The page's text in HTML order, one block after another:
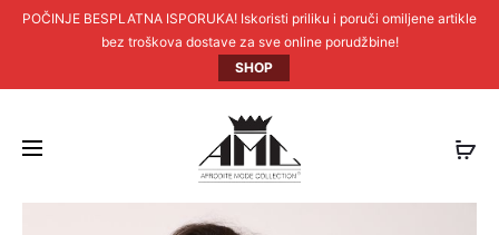
POČINJE BESPLATNA ISPORUKA! Iskoristi priliku i poruči omiljene artikle
bez troškova dostave za sve online porudžbine!
SHOP